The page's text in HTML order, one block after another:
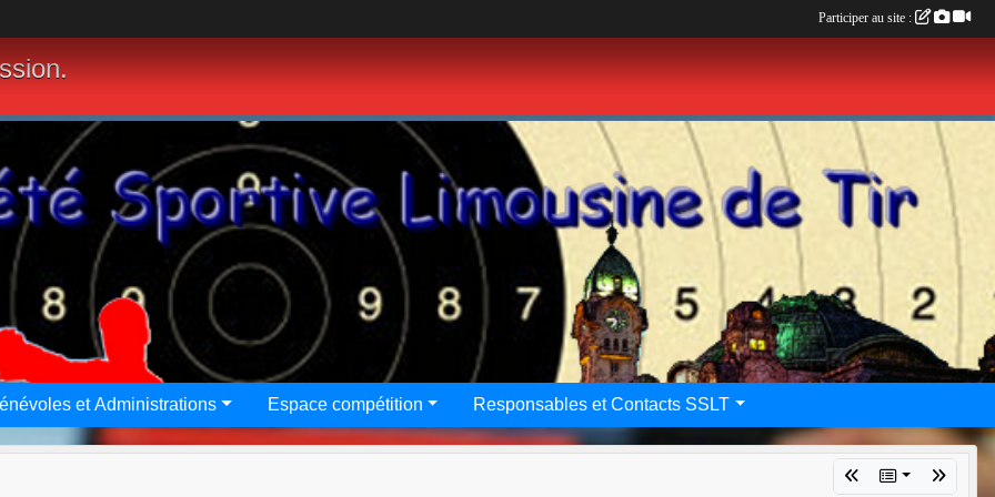
et Administrations Espace compétition Responsables et Contacts SSLT
Participer au site :